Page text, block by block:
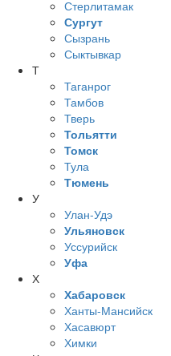
Стерлитамак
Сургут
Сызрань
Сыктывкар
Т
Таганрог
Тамбов
Тверь
Тольятти
Томск
Тула
Тюмень
У
Улан-Удэ
Ульяновск
Уссурийск
Уфа
Х
Хабаровск
Ханты-Мансийск
Хасавюрт
Химки